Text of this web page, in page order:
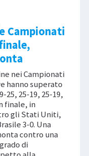
Campionati
nei Campionati
hanno superato
25, 25-19, 25-19,
finale, in
gli Stati Uniti,
3-0. Una
contro una
di